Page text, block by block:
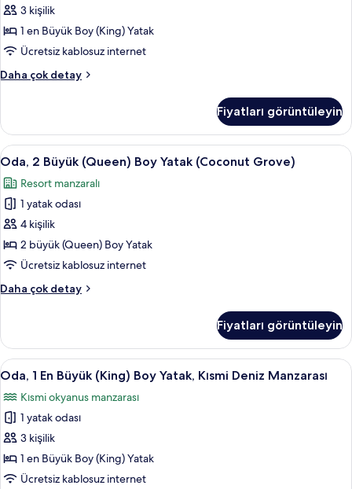
fazla
detay
(King)
Boy
Yatak
tüm
3 kişilik
1 en Büyük Boy (King) Yatak
Ücretsiz kablosuz internet
Daha çok detay
Oda,
(King)
Boy
Yatak
daha
fazla
Fiyatları görüntüleyin
Oda,
2
Büyük
(Queen)
Boy
Yatak
(Coconut
için
görün
Oda, 2 Büyük (Queen) Boy Yatak
11
Oda, 2 Büyük (Queen) Boy Yatak (Coconut Grove)
Resort manzaralı
1 yatak odası
4 kişilik
2 büyük (Queen) Boy Yatak
Ücretsiz kablosuz internet
Daha çok detay
Oda,
Boy
Yatak
(Coconut
hakkında
daha
detay
Fiyatları görüntüleyin
Oda,
1
En
Büyük
(King)
Boy
Yatak,
Odada kasa, masa, dizüstü bilgisayar
10
Oda, 1 En Büyük (King) Boy Yatak, Kısmi Deniz Manzarası
Kısmi okyanus manzarası
1 yatak odası
3 kişilik
1 en Büyük Boy (King) Yatak
Ücretsiz kablosuz internet